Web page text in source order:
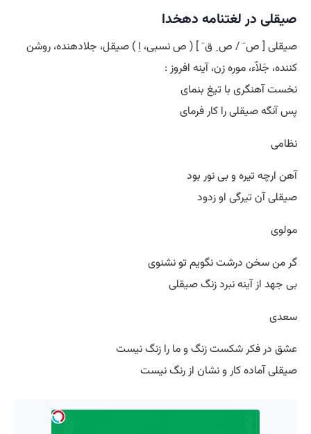
صیقلی در لغتنامه دهخدا
صیقلی [ ص َ / ص ِ ق َ ] ( ص نسبی، اِ ) صیقل، جلادهنده، روشن
کننده، جَلاّء، موره زن، آینه افروز :
نخست آهنگری با تیغ بنمای
پس آنگه صیقلی را کار فرمای
نظامی
آهن ارچه تیره و بی نور بود
صیقلی آن تیرگی او زدود
مولوی
گر من سخن درشت نگویم تو نشنوی
بی جهد از آینه نبرد زنگ صیقلی
سعدی
عشق در فکر شکست زنگ و ما را زنگ نیست
صیقلی آماده کار و نشان از رنگ نیست